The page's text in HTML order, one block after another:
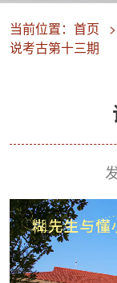
当前位置： 首页 >
说考古第十三期